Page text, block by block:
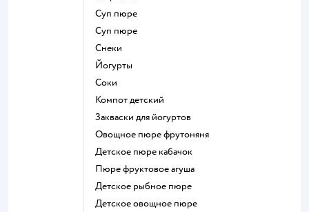
суп пюре
суп пюре
Снеки
йогурты
Соки
компот детский
Закваски для йогуртов
овощное пюре фрутоняня
детское пюре кабачок
пюре фруктовое агуша
детское рыбное пюре
детское овощное пюре